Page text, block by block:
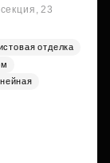
23
отделка